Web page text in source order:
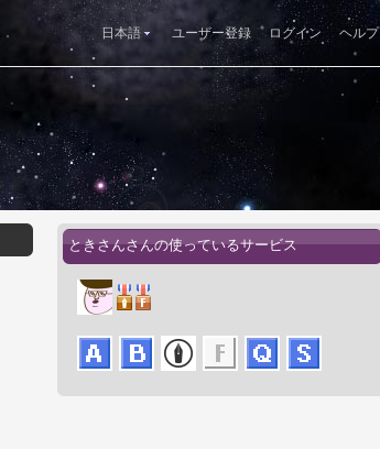
日本語 ユーザー登録 ログイン ヘルプ
ときさんさんの使っているサービス